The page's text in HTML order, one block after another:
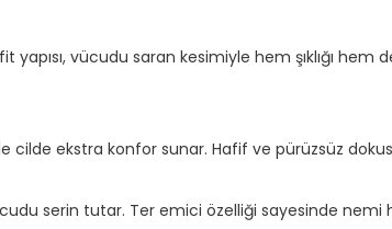
vücudu saran kesimiyle hem şıklığı
cilde ekstra konfor sunar. Hafif ve pürüzsüz
serin tutar. Ter emici özelliği sayesinde nemi